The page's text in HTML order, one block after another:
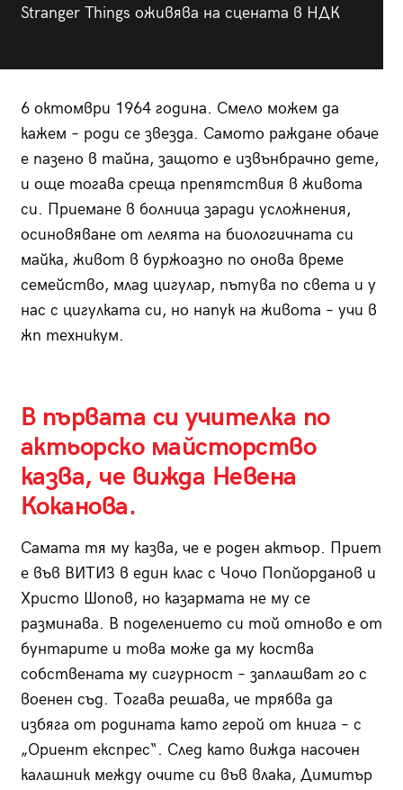
Stranger Things оживява на сцената в НДК
6 октомври 1964 година. Смело можем да
кажем – роди се звезда. Самото раждане обаче
е пазено в тайна, защото е извънбрачно дете,
и още тогава среща препятствия в живота
си. Приемане в болница заради усложнения,
осиновяване от лелята на биологичната си
майка, живот в буржоазно по онова време
семейство, млад цигулар, пътува по света и у
нас с цигулката си, но напук на живота – учи в
жп техникум.
В първата си учителка по
актьорско майсторство
казва, че вижда Невена
Коканова.
Самата тя му казва, че е роден актьор. Приет
е във ВИТИЗ в един клас с Чочо Попйорданов и
Христо Шопов, но казармата не му се
разминава. В поделението си той отново е от
бунтарите и това може да му коства
собствената му сигурност – заплашват го с
военен съд. Тогава решава, че трябва да
избяга от родината като герой от книга – с
„Ориент експрес“. След като вижда насочен
калашник между очите си във влака, Димитър